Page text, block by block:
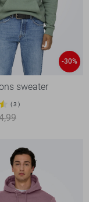
-30%
sweater
3